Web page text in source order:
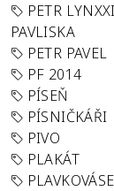
PETR LYNXXI
PAVLISKA
PETR PAVEL
PF 2014
PÍSEŇ
PÍSNIČKÁŘI
PIVO
PLAKÁT